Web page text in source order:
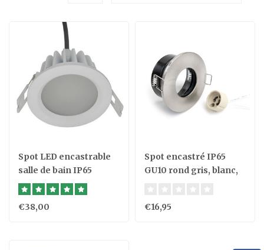
Spot LED encastrable
salle de bain IP65
étanche 7W
€38,00
Spot encastré IP65
GU10 rond gris, blanc,
€16,95